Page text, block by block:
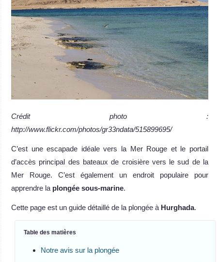
Crédit photo :
http://www.flickr.com/photos/gr33ndata/515899695/
C’est une escapade idéale vers la Mer Rouge et le portail
d’accès principal des bateaux de croisière vers le sud de la
Mer Rouge. C’est également un endroit populaire pour
apprendre la plongée sous-marine.
Cette page est un guide détaillé de la plongée à Hurghada.
Table des matières
Notre avis sur la plongée